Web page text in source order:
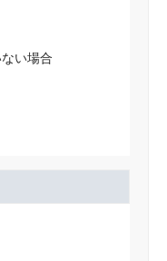
い場合